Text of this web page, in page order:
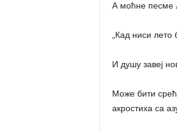
А моћне песме
„Кад ниси лето
И душу завеј
Може бити
акростиха са